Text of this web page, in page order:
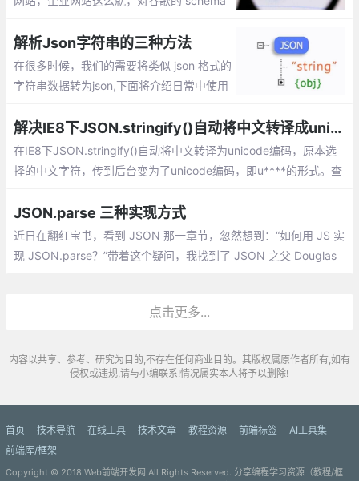
数据就了解太少了
解析Json字符串的三种方法
在很多时候，我们的需要将类似 json 格式的
字符串数据转为json,下面将介绍日常中使用
解决IE8下JSON.stringify()自动将中文转译成unicode的方法
在IE8下JSON.stringify()自动将中文转译为unicode编码，原本选
择的中文字符，传到后台变为了unicode编码，即u****的形式。查
stringify()会自动将编码从utf-8转为unicode编码，导致出现这种类
似于乱码的情况。
JSON.parse 三种实现方式
近日在翻红宝书，看到 JSON 那一章节，忽然想到：“如何用 JS 实
现 JSON.parse？”带着这个疑问，我找到了 JSON 之父 Douglas
点击更多...
内容以共享、参考、研究为目的,不存在任何商业目的。其版权属原作者所有,如有
侵权或违规,请与小编联系!情况属实本人将予以删除!
首页 技术导航 在线工具 技术文章 教程资源 前端标签
AI工具集
前端库/框架